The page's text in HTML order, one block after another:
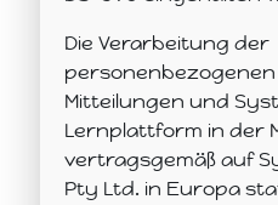
Die Verarbeitung der
personenbezogenen
Mitteilungen und
Lernplattform in der
vertragsgemäß auf
Pty Ltd. in Europa